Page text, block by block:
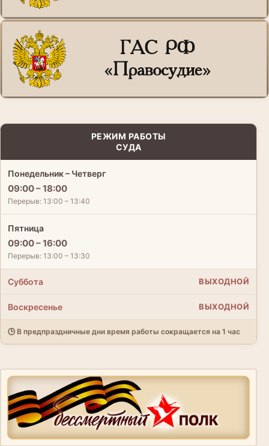
РЕЖИМ РАБОТЫ
СУДА
Понедельник – Четверг
09:00 – 18:00
Перерыв: 13:00 – 13:40
Пятница
09:00 – 16:00
Перерыв: 13:00 – 13:30
Суббота ВЫХОДНОЙ
Воскресенье ВЫХОДНОЙ
🕒 В предпраздничные дни время работы сокращается на 1 час